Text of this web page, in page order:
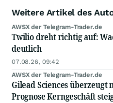
Weitere Artikel des
AWSX der Telegram-Trader.de
Twilio dreht richtig auf:
deutlich
07.08.26, 09:42
AWSX der Telegram-Trader.de
Gilead Sciences überzeugt
Prognose Kerngeschäft